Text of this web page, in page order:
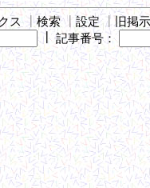
ス ┃検索┃ 設定┃ 旧掲
┃記事番号：